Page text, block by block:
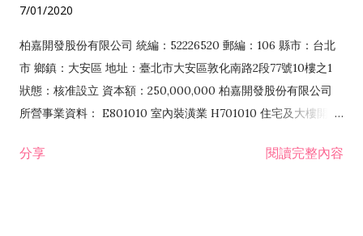
7/01/2020
柏嘉開發股份有限公司 統編：52226520 郵編：106 縣市：台北
市 鄉鎮：大安區 地址：臺北市大安區敦化南路2段77號10樓之1
狀態：核准設立 資本額：250,000,000 柏嘉開發股份有限公司
所營事業資料： E801010 室內裝潢業 H701010 住宅及大樓開發
發業 H703090 不動產買賣業 H703100 不動產租賃業 I503010
分享 閱讀完整內容